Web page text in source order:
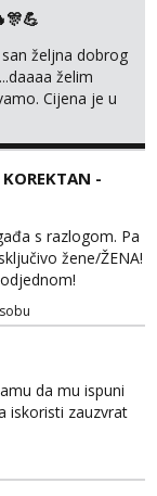
željna dobrog
želim
Cijena je u
jednog ali
mail.
-
s razlogom. Pa
žene/ŽENA!
da mu ispuni
iskoristi zauzvrat